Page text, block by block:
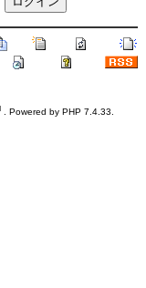
. Powered by PHP 7.4.33.